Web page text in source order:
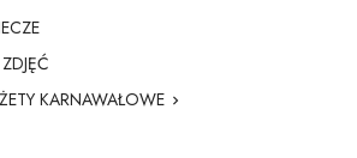
KARNAWAŁOWE 